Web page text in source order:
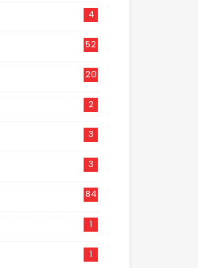
4
52
20
2
3
3
84
1
1